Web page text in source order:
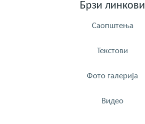
Брзи линкови
Саопштења
Текстови
Фото галерија
Видео